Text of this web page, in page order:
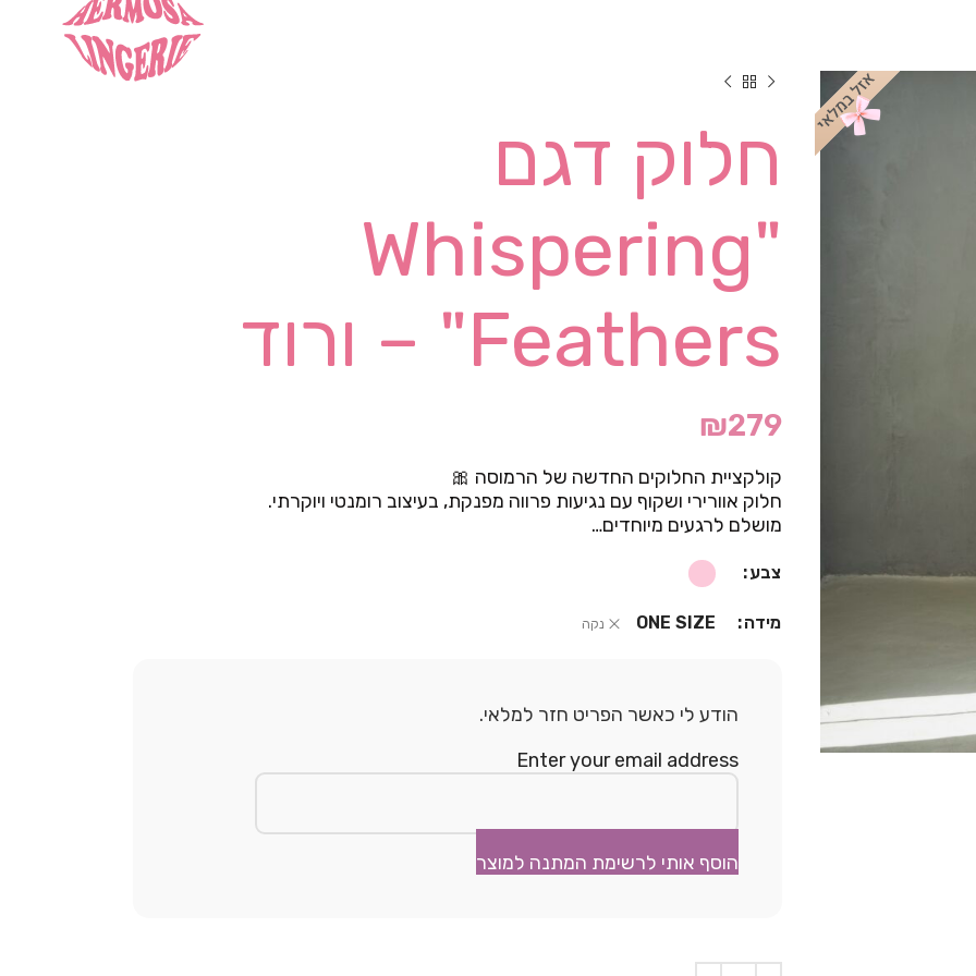
חלוק דגם
"Whispering
Feathers" – ורוד
₪279
קולקציית החלוקים החדשה של הרמוסה 🎀
חלוק אוורירי ושקוף עם נגיעות פרווה מפנקת, בעיצוב רומנטי ויוקרתי.
מושלם לרגעים מיוחדים…
צבע
מידה ONE SIZE נקה
הודע לי כאשר הפריט חזר למלאי.
Enter your email address
הוסף אותי לרשימת המתנה למוצר